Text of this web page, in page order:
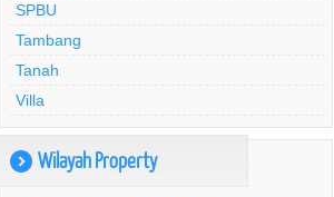
SPBU
Tambang
Tanah
Villa
) Wilayah Property